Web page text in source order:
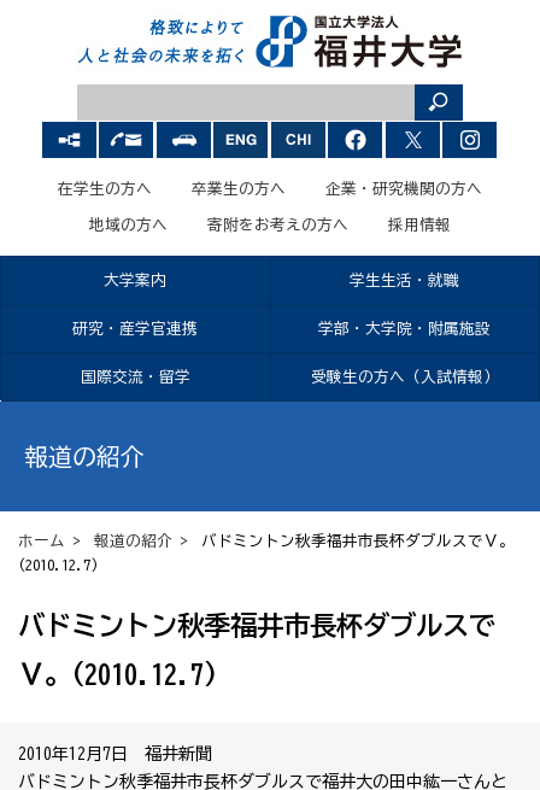
在学生の方へ 卒業生の方へ 企業・研究機関の方へ
地域の方へ 寄附をお考えの方へ 採用情報
大学案内 学生生活・就職
研究・産学官連携 学部・大学院・附属施設
国際交流・留学 受験生の方へ（入試情報）
報道の紹介
ホーム > 報道の紹介 > バドミントン秋季福井市長杯ダブルスでＶ。
(2010.12.7)
バドミントン秋季福井市長杯ダブルスで
Ｖ。(2010.12.7)
2010年12月7日 福井新聞
バドミントン秋季福井市長杯ダブルスで福井大の田中紘一さんと